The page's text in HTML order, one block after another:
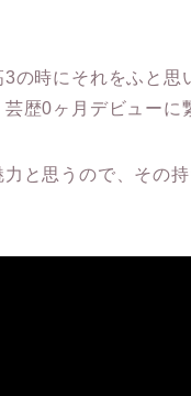
の時にそれをふと思
歴0ヶ月デビューに
と思うので、その